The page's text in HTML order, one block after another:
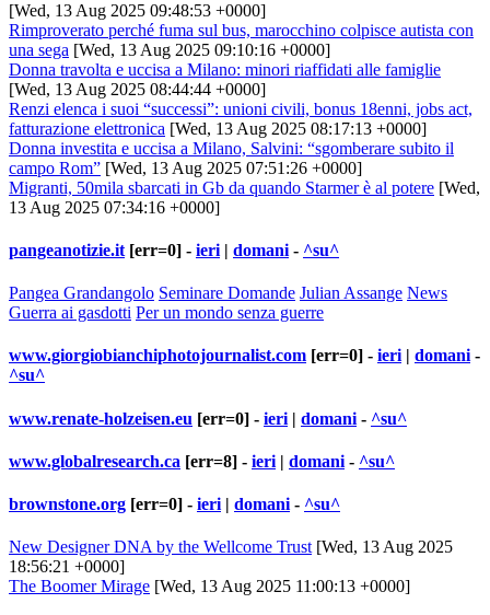
[Wed, 13 Aug 2025 09:48:53 +0000]
Rimproverato perché fuma sul bus, marocchino colpisce autista con
una sega [Wed, 13 Aug 2025 09:10:16 +0000]
Donna travolta e uccisa a Milano: minori riaffidati alle famiglie
[Wed, 13 Aug 2025 08:44:44 +0000]
Renzi elenca i suoi “successi”: unioni civili, bonus 18enni, jobs act,
fatturazione elettronica [Wed, 13 Aug 2025 08:17:13 +0000]
Donna investita e uccisa a Milano, Salvini: “sgomberare subito il
campo Rom” [Wed, 13 Aug 2025 07:51:26 +0000]
Migranti, 50mila sbarcati in Gb da quando Starmer è al potere [Wed,
13 Aug 2025 07:34:16 +0000]
pangeanotizie.it [err=0] - ieri | domani - ^su^
Pangea Grandangolo Seminare Domande Julian Assange News
Guerra ai gasdotti Per un mondo senza guerre
www.giorgiobianchiphotojournalist.com [err=0] - ieri | domani -
^su^
www.renate-holzeisen.eu [err=0] - ieri | domani - ^su^
www.globalresearch.ca [err=8] - ieri | domani - ^su^
brownstone.org [err=0] - ieri | domani - ^su^
New Designer DNA by the Wellcome Trust[Wed, 13 Aug 2025
18:56:21 +0000]
The Boomer Mirage [Wed, 13 Aug 2025 11:00:13 +0000]